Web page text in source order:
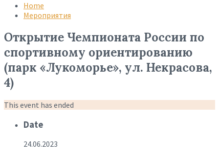
search
Home
Мероприятия
Открытие Чемпионата России по
спортивному ориентированию
(парк «Лукоморье», ул. Некрасова,
4)
This event has ended
Date
24.06.2023